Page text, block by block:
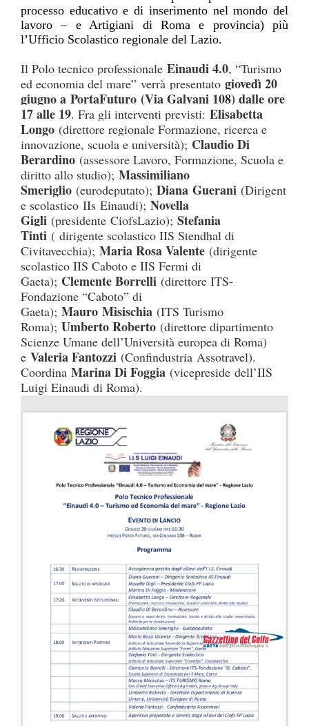
processo educativo e di inserimento nel mondo del
lavoro – e Artigiani di Roma e provincia) più
l’Ufficio Scolastico regionale del Lazio.
Il Polo tecnico professionale Einaudi 4.0, “Turismo
ed economia del mare” verrà presentato giovedì 20
giugno a PortaFuturo (Via Galvani 108) dalle ore
17 alle 19. Fra gli interventi previsti: Elisabetta
Longo (direttore regionale Formazione, ricerca e
innovazione, scuola e università); Claudio Di
Berardino (assessore Lavoro, Formazione, Scuola e
diritto allo studio); Massimiliano
Smeriglio (eurodeputato); Diana Guerani (Dirigent
e scolastico IIs Einaudi); Novella
Gigli (presidente CiofsLazio); Stefania
Tinti ( dirigente scolastico IIS Stendhal di
Civitavecchia); Maria Rosa Valente (dirigente
scolastico IIS Caboto e IIS Fermi di
Gaeta); Clemente Borrelli (direttore ITS-
Fondazione “Caboto” di
Gaeta); Mauro Misischia (ITS Turismo
Roma); Umberto Roberto (direttore dipartimento
Scienze Umane dell’Università europea di Roma)
e Valeria Fantozzi (Confindustria Assotravel).
Coordina Marina Di Foggia (vicepreside dell’IIS
Luigi Einaudi di Roma).